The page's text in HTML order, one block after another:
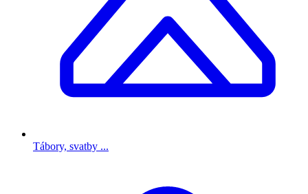
Tábory, svatby ...